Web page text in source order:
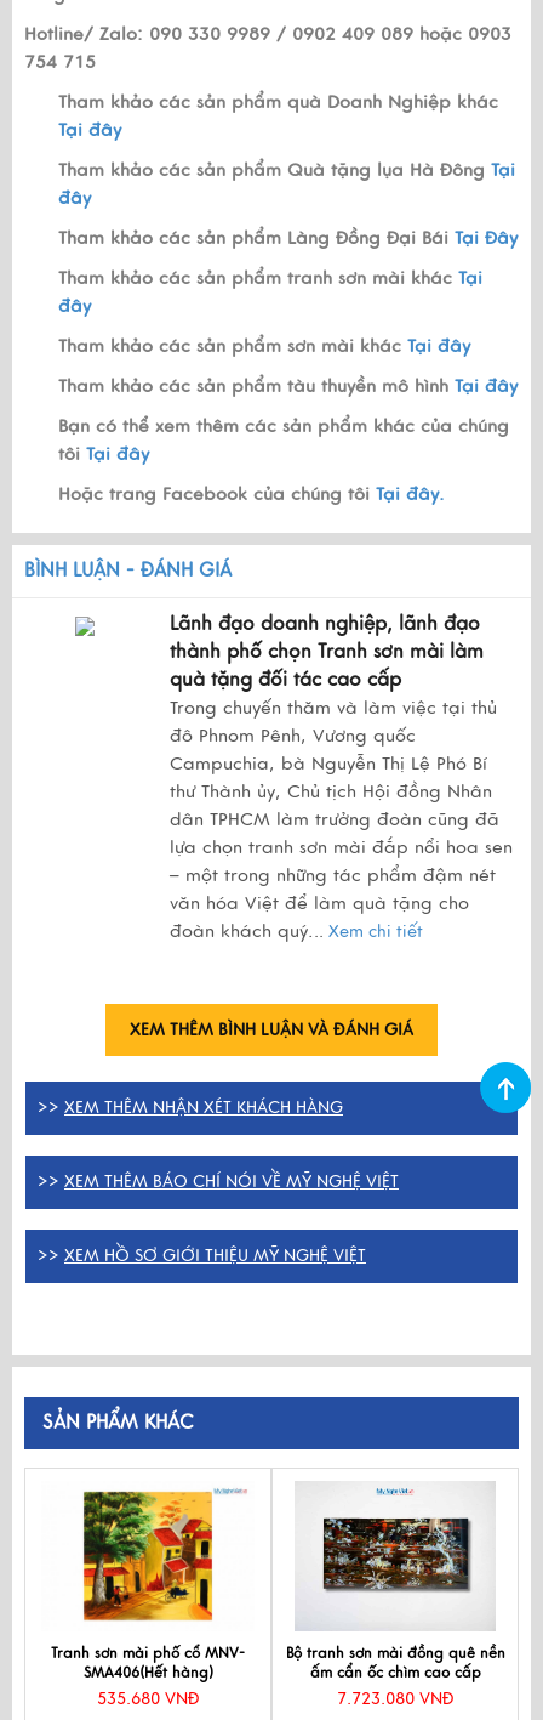
Hotline/ Zalo: 090 330 9989 / 0902 409 089 hoặc 0903
754 715
Tham khảo các sản phẩm quà Doanh Nghiệp khác
Tại đây
Tham khảo các sản phẩm Quà tặng lụa Hà Đông Tại
đây
Tham khảo các sản phẩm Làng Đồng Đại Bái Tại Đây
Tham khảo các sản phẩm tranh sơn mài khác Tại
đây
Tham khảo các sản phẩm sơn mài khác Tại đây
Tham khảo các sản phẩm tàu thuyền mô hình Tại đây
Bạn có thể xem thêm các sản phẩm khác của chúng
tôi Tại đây
Hoặc trang Facebook của chúng tôi Tại đây.
BÌNH LUẬN - ĐÁNH GIÁ
Lãnh đạo doanh nghiệp, lãnh đạo
thành phố chọn Tranh sơn mài làm
quà tặng đối tác cao cấp
Trong chuyến thăm và làm việc tại thủ
đô Phnom Pênh, Vương quốc
Campuchia, bà Nguyễn Thị Lệ Phó Bí
thư Thành ủy, Chủ tịch Hội đồng Nhân
dân TPHCM làm trưởng đoàn cũng đã
lựa chọn tranh sơn mài đắp nổi hoa sen
– một trong những tác phẩm đậm nét
văn hóa Việt để làm quà tặng cho
đoàn khách quý... Xem chi tiết
XEM THÊM BÌNH LUẬN VÀ ĐÁNH GIÁ
>> XEM THÊM NHẬN XÉT KHÁCH HÀNG
>> XEM THÊM BÁO CHÍ NÓI VỀ MỸ NGHỆ VIỆT
>> XEM HỒ SƠ GIỚI THIỆU MỸ NGHỆ VIỆT
SẢN PHẨM KHÁC
Tranh sơn mài phố cổ MNV-
SMA406(Hết hàng)
535.680 VNĐ
Bộ tranh sơn mài đồng quê nền
ấm cẩn ốc chìm cao cấp
TSM483-1
7.723.080 VNĐ